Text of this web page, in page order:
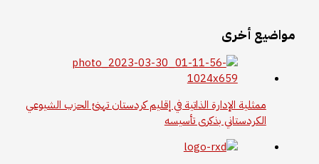
مواضيع أخرى
ممثلية الإدارة الذاتية في إقليم كردستان تهنئ الحزب الشيوعي
الكردستاني بذكرى تأسيسه